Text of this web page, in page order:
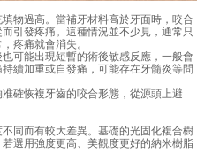
過高。當補牙材料高於牙面時，咬合
引發疼痛。這種情況並不少見，通常只
疼痛就會消失。
能出現短暫的術後敏感反應，一般會
續加重或自發痛，可能存在牙髓炎等問
恢複牙齒的咬合形態，從源頭上避
而有較大差異。基礎的光固化複合樹
選用強度更高、美觀度更好的納米樹脂